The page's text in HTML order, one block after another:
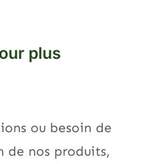
plus
ou besoin de
de nos produits,